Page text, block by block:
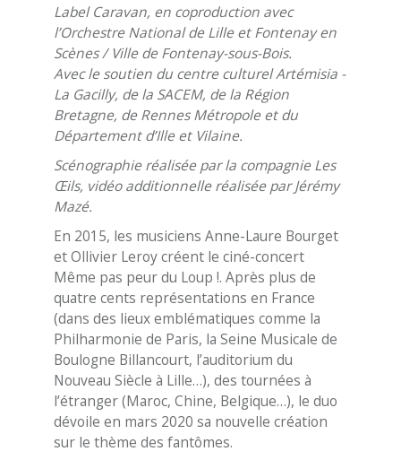
Label Caravan, en coproduction avec
l’Orchestre National de Lille et Fontenay en
Scènes / Ville de Fontenay-sous-Bois.
Avec le soutien du centre culturel Artémisia -
La Gacilly, de la SACEM, de la Région
Bretagne, de Rennes Métropole et du
Département d’Ille et Vilaine.
Scénographie réalisée par la compagnie Les
Œils, vidéo additionnelle réalisée par Jérémy
Mazé.
En 2015, les musiciens Anne-Laure Bourget
et Ollivier Leroy créent le ciné-concert
Même pas peur du Loup !. Après plus de
quatre cents représentations en France
(dans des lieux emblématiques comme la
Philharmonie de Paris, la Seine Musicale de
Boulogne Billancourt, l’auditorium du
Nouveau Siècle à Lille…), des tournées à
l’étranger (Maroc, Chine, Belgique…), le duo
dévoile en mars 2020 sa nouvelle création
sur le thème des fantômes.